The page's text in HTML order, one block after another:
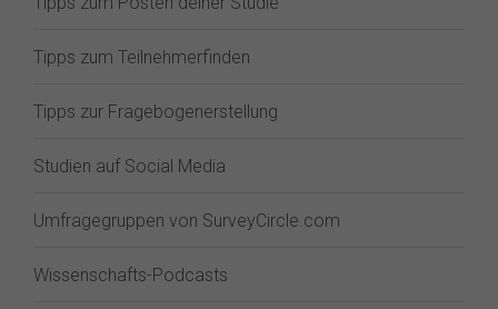
Tipps zum Teilnehmerfinden
Tipps zur Fragebogenerstellung
Studien auf Social Media
Umfragegruppen von SurveyCircle.com
Wissenschafts-Podcasts